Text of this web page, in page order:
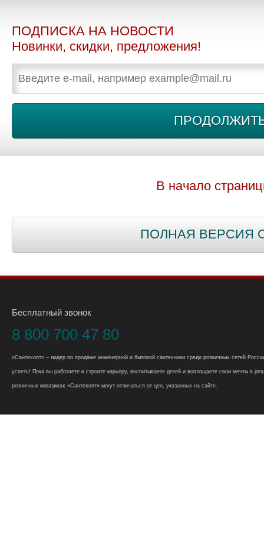
ПОДПИСКА НА НОВОСТИ
Новинки, скидки, предложения!
В начало
ПОЛНАЯ ВЕРСИЯ
Бесплатный звонок
8 800 700 47 80
«Сантехопт» – лидер по продаже инженерной и бытовой сантехники среди розничных сетей
успеть! Пока вы работаете и строите карьеру, воспитываете детей и воплощаете свои мечты в
розничных магазинах «Сантехопт» могут отличаться от цен, указанных на сайте.